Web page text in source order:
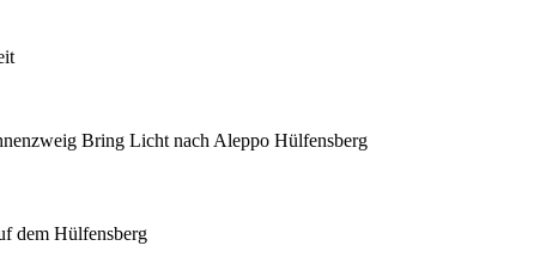
Bring Licht nach Aleppo Hülfensberg
dem Hülfensberg